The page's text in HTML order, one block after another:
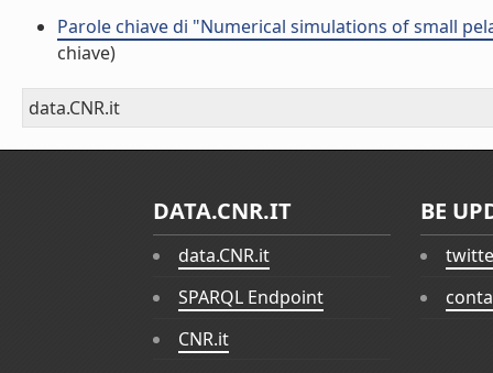
Parole chiave di "Numerical simulations of small
chiave)
data.CNR.it
DATA.CNR.IT
data.CNR.it
SPARQL Endpoint
CNR.it
BE